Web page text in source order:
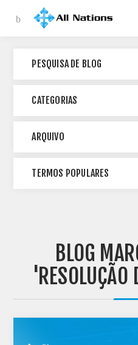
BLOG
PESQUISA DE BLOG
CATEGORIAS
ARQUIVO
TERMOS POPULARES